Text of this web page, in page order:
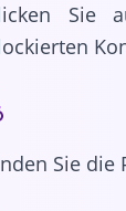
Sie
Sie die